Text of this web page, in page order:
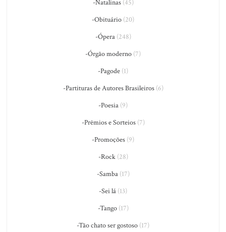
-Natalinas(45)
-Obituário (20)
-Ópera(248)
-Órgão moderno (7)
-Pagode (1)
-Partituras de Autores Brasileiros(6)
-Poesia (9)
-Prêmios e Sorteios(7)
-Promoções (9)
-Rock(28)
-Samba(17)
-Sei lá (13)
-Tango(17)
-Tão chato ser gostoso (17)